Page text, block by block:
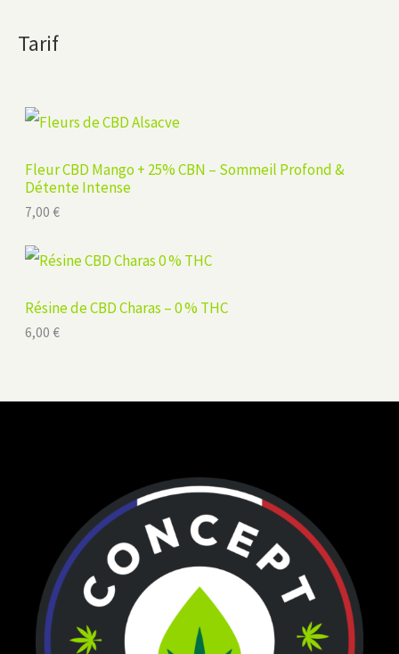
Tarif
Fleur CBD Mango + 25% CBN – Sommeil Profond &
Détente Intense
7,00 €
Résine de CBD Charas – 0 % THC
6,00 €